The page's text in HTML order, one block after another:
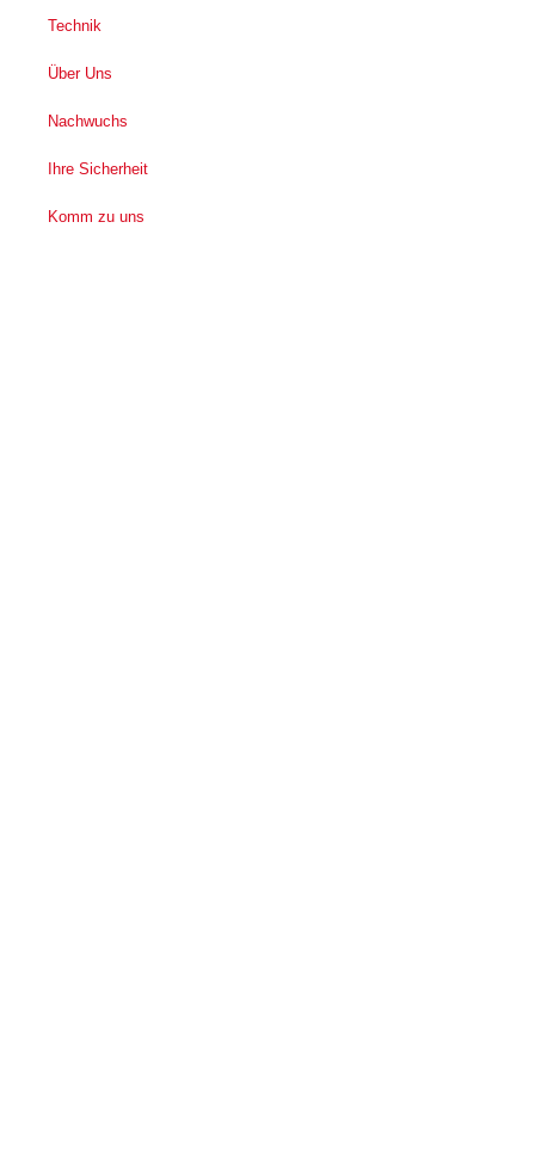
Technik
Über Uns
Nachwuchs
Ihre Sicherheit
Komm zu uns